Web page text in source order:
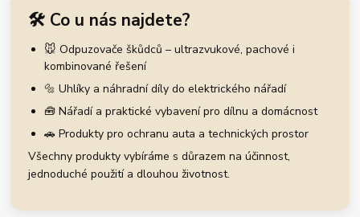
🛠️ Co u nás najdete?
🐭 Odpuzovače škůdců – ultrazvukové, pachové i
kombinované řešení
🔩 Uhlíky a náhradní díly do elektrického nářadí
🧰 Nářadí a praktické vybavení pro dílnu a domácnost
🚗 Produkty pro ochranu auta a technických prostor
Všechny produkty vybíráme s důrazem na účinnost,
jednoduché použití a dlouhou životnost.